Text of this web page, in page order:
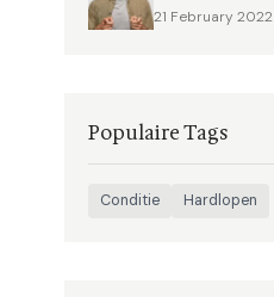
21 February 2022
Populaire Tags
Conditie Hardlopen